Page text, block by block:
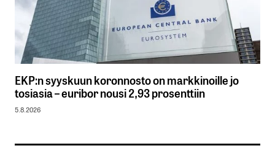
EKP:n syyskuun koronnosto on markkinoille jo
tosiasia – euribor nousi 2,93 prosenttiin
5.8.2026